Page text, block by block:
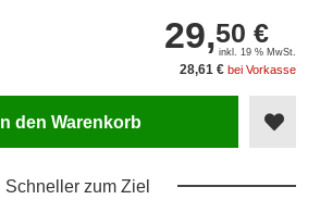
29,50 €
inkl. 19 % MwSt.
28,61 € bei Vorkasse
In den Warenkorb
Schneller zum Ziel